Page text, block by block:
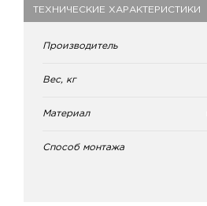
ТЕХНИЧЕСКИЕ ХАРАКТЕРИСТИКИ
Производитель
Вес, кг
Материал
Способ монтажа